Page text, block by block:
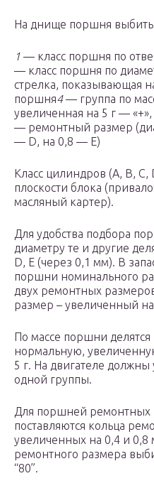
На днище поршня
1 — класс поршня по
— класс поршня по
стрелка, показывающая
поршня4— группа по
увеличенная на 5 г —
— ремонтный размер
— D, на 0,8 — Е)
Класс цилиндров (А, B,
плоскости блока
масляный картер).
Для удобства подбора
диаметру те и другие
D, E (через 0,1 мм). В
поршни номинального
двух ремонтных
размер – увеличенный
По массе поршни делятся
нормальную,
5 г. На двигателе должны
одной группы.
Для поршней ремонтных
поставляются кольца
увеличенных на 0,4 и 0,8
ремонтного размера
“80”.